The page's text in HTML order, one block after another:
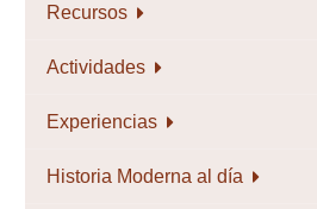
Recursos
Actividades
Experiencias
Historia Moderna al día